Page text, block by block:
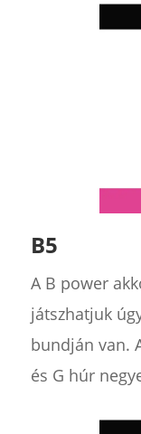
B5
A B power
játszhatjuk
bundján van.
és G húr